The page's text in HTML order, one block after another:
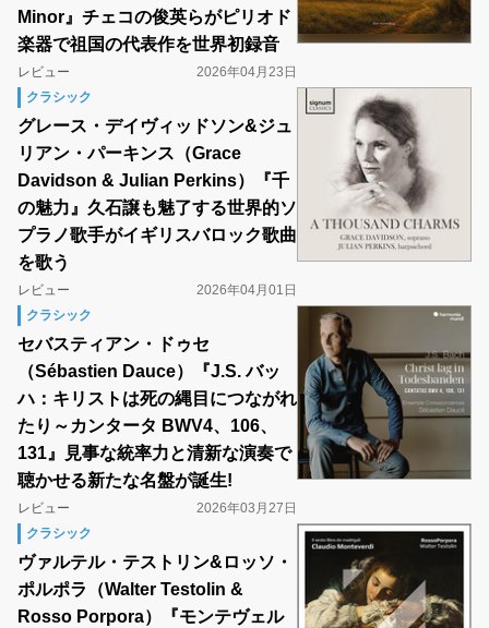
Minor』チェコの俊英らがピリオド
楽器で祖国の代表作を世界初録音
レビュー
2026年04月23日
クラシック
グレース・デイヴィッドソン&ジュ
リアン・パーキンス（Grace
Davidson & Julian Perkins）『千
の魅力』久石譲も魅了する世界的ソ
プラノ歌手がイギリスバロック歌曲
を歌う
レビュー
2026年04月01日
クラシック
セバスティアン・ドゥセ
（Sébastien Dauce）『J.S. バッ
ハ：キリストは死の縄目につながれ
たり～カンタータ BWV4、106、
131』見事な統率力と清新な演奏で
聴かせる新たな名盤が誕生!
レビュー
2026年03月27日
クラシック
ヴァルテル・テストリン&ロッソ・
ポルポラ（Walter Testolin &
Rosso Porpora）『モンテヴェル